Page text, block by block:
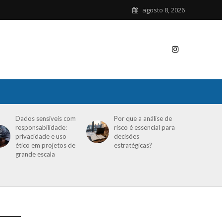
agosto 8, 2026
Dados sensíveis com
responsabilidade:
privacidade e uso
ético em projetos de
grande escala
Por que a análise de
risco é essencial para
decisões
estratégicas?